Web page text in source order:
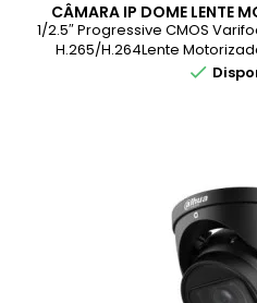
CÂMARA IP DOME LENTE
IR30M
1/2.5″ Progressive CMOS
H.265/H.264Lente
4K(3840×2160)Video